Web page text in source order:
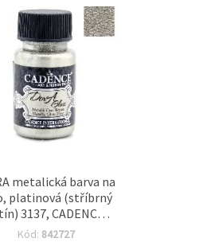
metalická barva na
platinová (stříbrný
3137, CADENCE –
lesklá, odolná,
Kód: 842727